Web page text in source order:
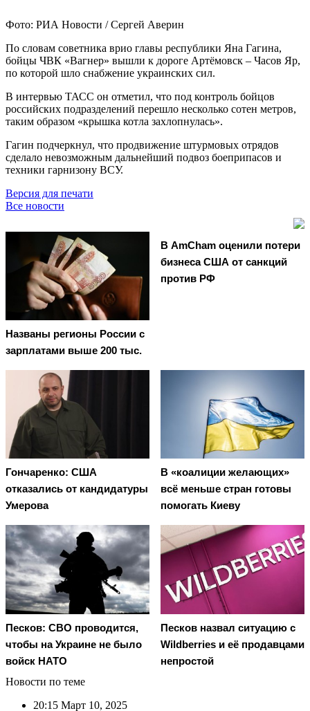
Фото: РИА Новости / Сергей Аверин
По словам советника врио главы республики Яна Гагина,
бойцы ЧВК «Вагнер» вышли к дороге Артёмовск – Часов Яр,
по которой шло снабжение украинских сил.
В интервью ТАСС он отметил, что под контроль бойцов
российских подразделений перешло несколько сотен метров,
таким образом «крышка котла захлопнулась».
Гагин подчеркнул, что продвижение штурмовых отрядов
сделало невозможным дальнейший подвоз боеприпасов и
техники гарнизону ВСУ.
Версия для печати
Все новости
Названы регионы России с
зарплатами выше 200 тыс.
В AmCham оценили потери
бизнеса США от санкций
против РФ
Гончаренко: США
отказались от кандидатуры
Умерова
В «коалиции желающих»
всё меньше стран готовы
помогать Киеву
Песков: СВО проводится,
чтобы на Украине не было
войск НАТО
Песков назвал ситуацию с
Wildberries и её продавцами
непростой
Новости по теме
20:15 Март 10, 2025